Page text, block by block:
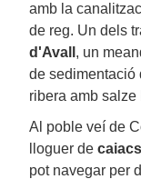
amb la
de reg. Un dels
d'Avall , un
de sedimentació
ribera amb salze
Al poble veí de
lloguer de caiacs
pot navegar per